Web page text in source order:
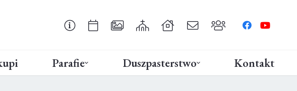
Parafie Duszpasterstwo Kontakt